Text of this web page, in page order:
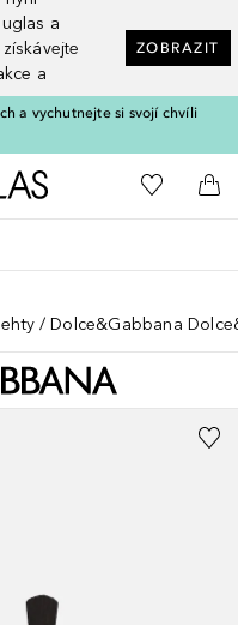
a
a
ZOBRAZIT
a vychutnejte si svojí chvíli
Domů K mému
Do
Dolce&Gabbana